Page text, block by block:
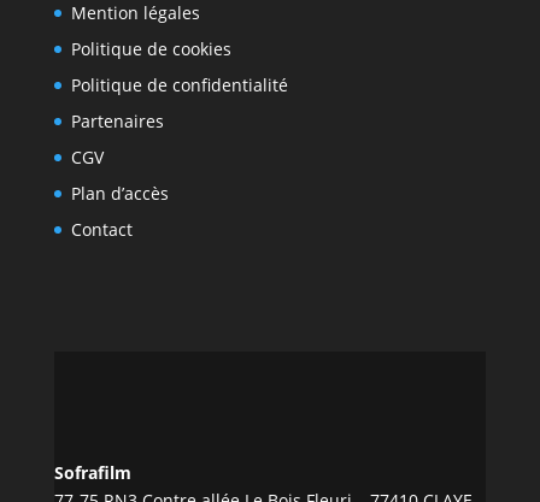
Mention légales
Politique de cookies
Politique de confidentialité
Partenaires
CGV
Plan d’accès
Contact
Sofrafilm